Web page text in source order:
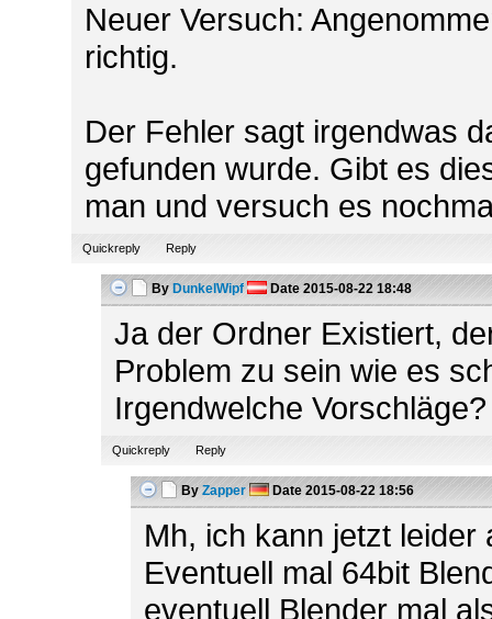
Neuer Versuch:
richtig.
Der Fehler sagt irgendwas
gefunden wurde. Gibt es
man und versuch es
Quickreply Reply
By DunkelWipf Date 2015-08-22 18:48
Ja der Ordner Existiert,
Problem zu sein wie es
Irgendwelche Vorschläge?
Quickreply Reply
By Zapper Date 2015-08-22 18:56
Mh, ich kann jetzt
Eventuell mal 64bit
eventuell Blender mal